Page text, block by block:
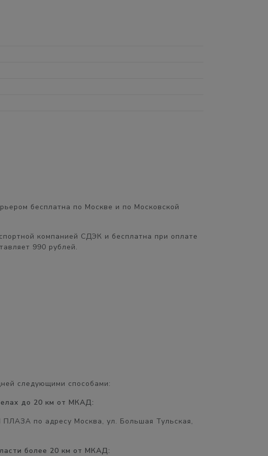
бесплатна по Москве и по Московской
компанией СДЭК и бесплатна при оплате
990 рублей.
следующими способами:
до 20 км от МКАД:
ПЛАЗА по адресу Москва, ул. Большая Тульская,
более 20 км от МКАД: